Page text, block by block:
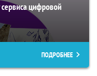
цифровой
ПОДРОБНЕЕ